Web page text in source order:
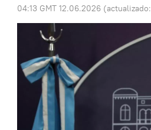
04:13 GMT 12.06.2026 (actualizado: